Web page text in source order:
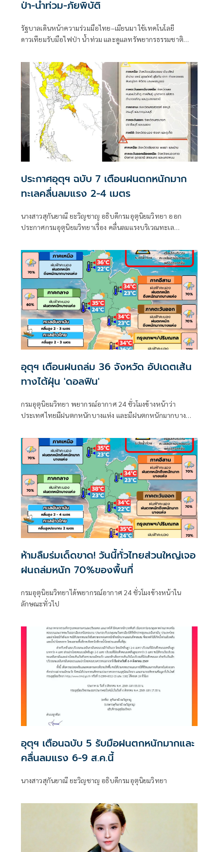
ป่า-น้ำท่วม-ภัยพิบัติ
รัฐบาลเดินหน้าความร่วมมือไทย–เมียนมา ใช้เทคโนโลยี
ดาวเทียมรับมือไฟป่า น้ำท่วม และดูแลทรัพยากรธรรมชาติ
ประกาศอุตุฯ ฉบับ 7 เตือนฝนตกหนักมาก
ทะเลคลื่นลมแรง 2-4 เมตร
นางสาวสุกันยาณี ยะวิญชาญ อธิบดีกรมอุตุนิยมวิทยา ออก
ประกาศกรมอุตุนิยมวิทยาเรื่อง คลื่นลมแรงบริเวณทะเล
มากบริเวณประเทศไทย
อุตุฯ เตือนฝนถล่ม 36 จังหวัด อัปเดตเส้น
ทางไต้ฝุ่น 'ดอลฟิน'
กรมอุตุนิยมวิทยา พยากรณ์อากาศ 24 ชั่วโมงข้างหน้าว่า
ประเทศไทยมีฝนตกหนักบางแห่ง และมีฝนตกหนักมากบาง
ห้ามลืมร่มเด็ดขาด! วันนี้ทั่วไทยส่วนใหญ่เจอ
ฝนถล่มหนัก 70%ของพื้นที่
กรมอุตุนิยมวิทยาได้พยากรณ์อากาศ 24 ชั่วโมงข้างหน้าใน
ลักษณะทั่วไป
อุตุฯ เตือนฉบับ 5 รับมือฝนตกหนักมากและ
คลื่นลมแรง 6-9 ส.ค.นี้
นางสาวสุกันยาณี ยะวิญชาญ อธิบดีกรมอุตุนิยมวิทยา